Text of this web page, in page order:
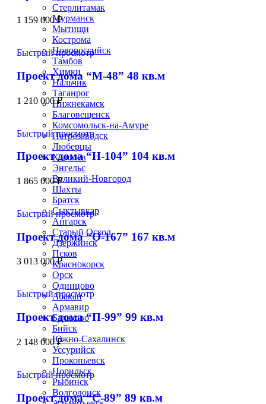
Стерлитамак
Мурманск
Мытищи
Кострома
Новороссийск
Тамбов
Химки
Нальчик
Таганрог
Нижнекамск
Благовещенск
Комсомольск-на-Амуре
Петрозаводск
Люберцы
Королев
Энгельс
Великий-Новгород
Шахты
Братск
Сыктывкар
Ангарск
Старый Оскол
Дзержинск
Псков
Краснокорск
Орск
Одинцово
Абакан
Армавир
Балаково
Бийск
Южно-Сахалинск
Уссурийск
Прокопьевск
Норильск
Рыбинск
Волгодонск
1 159 000₽
Быстрый просмотр
Проект дома “М-48” 48 кв.м
1 210 000₽
Быстрый просмотр
Проект дома “Н-104” 104 кв.м
1 865 000₽
Быстрый просмотр
Проект дома “О-167” 167 кв.м
3 013 000₽
Быстрый просмотр
Проект дома “П-99” 99 кв.м
2 148 000₽
Быстрый просмотр
Проект дома “С-89” 89 кв.м